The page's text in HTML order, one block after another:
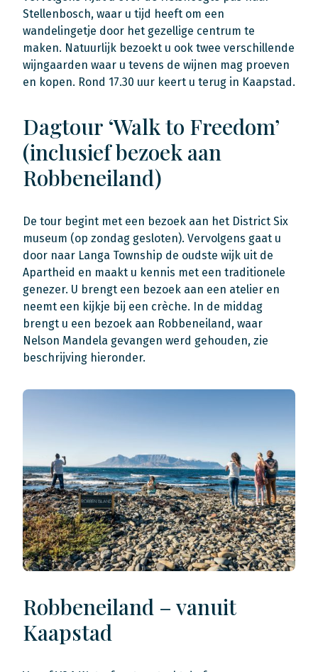
Stellenbosch, waar u tijd heeft om een
wandelingetje door het gezellige centrum te
maken. Natuurlijk bezoekt u ook twee verschillende
wijngaarden waar u tevens de wijnen mag proeven
en kopen. Rond 17.30 uur keert u terug in Kaapstad.
Dagtour ‘Walk to Freedom’
(inclusief bezoek aan
Robbeneiland)
De tour begint met een bezoek aan het District Six
museum (op zondag gesloten). Vervolgens gaat u
door naar Langa Township de oudste wijk uit de
Apartheid en maakt u kennis met een traditionele
genezer. U brengt een bezoek aan een atelier en
neemt een kijkje bij een crèche. In de middag
brengt u een bezoek aan Robbeneiland, waar
Nelson Mandela gevangen werd gehouden, zie
beschrijving hieronder.
Robbeneiland – vanuit
Kaapstad